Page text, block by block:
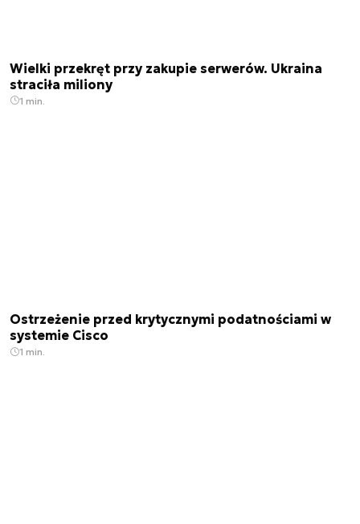
Wielki przekręt przy zakupie serwerów. Ukraina
straciła miliony
1 min.
Ostrzeżenie przed krytycznymi podatnościami w
systemie Cisco
1 min.